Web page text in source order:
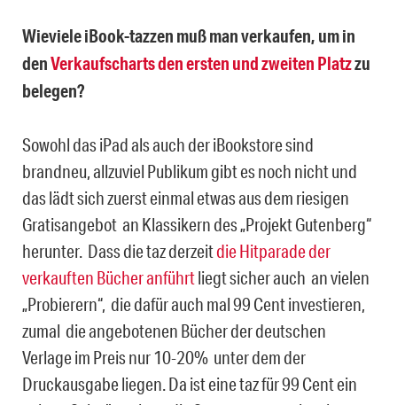
Wieviele iBook-tazzen muß man verkaufen, um in
denVerkaufscharts den ersten und zweiten Platzzu
belegen?
Sowohl das iPad als auch der iBookstore sind
brandneu, allzuviel Publikum gibt es noch nicht und
das lädt sich zuerst einmal etwas aus dem riesigen
Gratisangebot an Klassikern des „Projekt Gutenberg“
herunter. Dass die taz derzeitdie Hitparade der
verkauften Bücher anführtliegt sicher auch an vielen
„Probierern“, die dafür auch mal 99 Cent investieren,
zumal die angebotenen Bücher der deutschen
Verlage im Preis nur 10-20% unter dem der
Druckausgabe liegen. Da ist eine taz für 99 Cent ein